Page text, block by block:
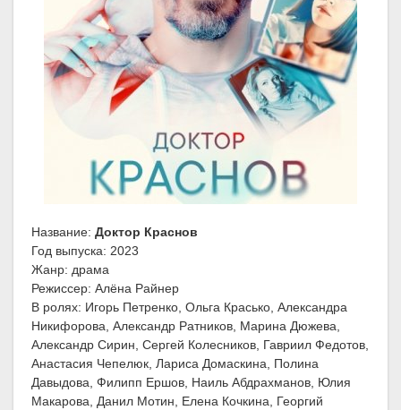
Название: Доктор Краснов
Год выпуска: 2023
Жанр: драма
Режиссер: Алёна Райнер
В ролях: Игорь Петренко, Ольга Красько, Александра
Никифорова, Александр Ратников, Марина Дюжева,
Александр Сирин, Сергей Колесников, Гавриил Федотов,
Анастасия Чепелюк, Лариса Домаскина, Полина
Давыдова, Филипп Ершов, Наиль Абдрахманов, Юлия
Макарова, Данил Мотин, Елена Кочкина, Георгий